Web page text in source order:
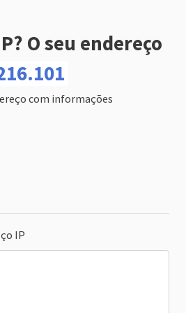
O seu endereço
com informações
IP